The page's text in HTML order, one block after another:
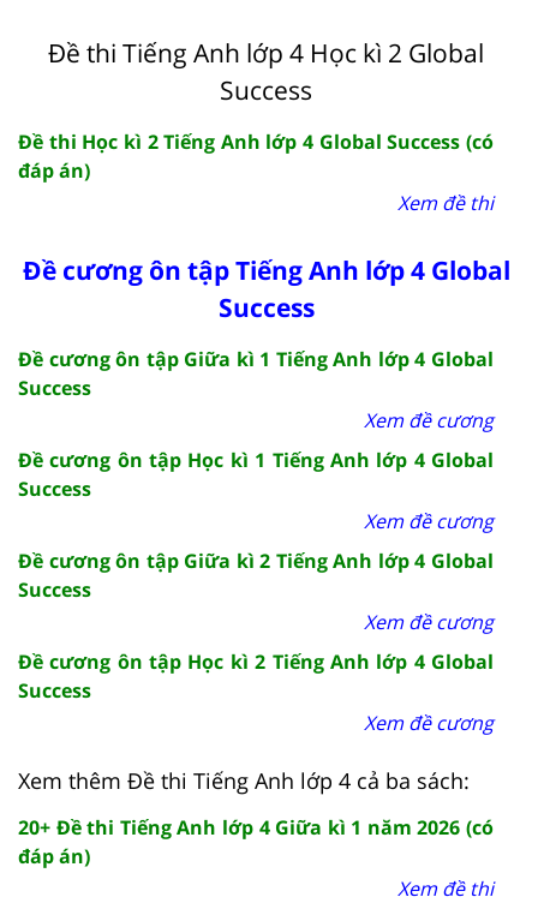
Đề thi Tiếng Anh lớp 4 Học kì 2 Global
Success
Đề thi Học kì 2 Tiếng Anh lớp 4 Global Success (có
đáp án)
Xem đề thi
Đề cương ôn tập Tiếng Anh lớp 4 Global
Success
Đề cương ôn tập Giữa kì 1 Tiếng Anh lớp 4 Global
Success
Xem đề cương
Đề cương ôn tập Học kì 1 Tiếng Anh lớp 4 Global
Success
Xem đề cương
Đề cương ôn tập Giữa kì 2 Tiếng Anh lớp 4 Global
Success
Xem đề cương
Đề cương ôn tập Học kì 2 Tiếng Anh lớp 4 Global
Success
Xem đề cương
Xem thêm Đề thi Tiếng Anh lớp 4 cả ba sách:
20+ Đề thi Tiếng Anh lớp 4 Giữa kì 1 năm 2026 (có
đáp án)
Xem đề thi